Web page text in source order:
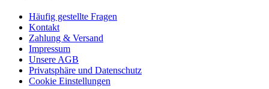
Häufig gestellte Fragen
Kontakt
Zahlung & Versand
Impressum
Unsere AGB
Privatsphäre und Datenschutz
Cookie Einstellungen